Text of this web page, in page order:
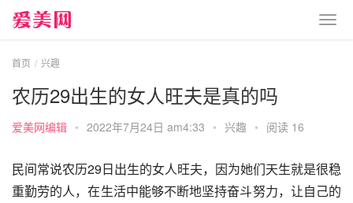
首页 兴趣
农历29出生的女人旺夫是真的吗
爱美网编辑 • 2022年7月24日 am4:33 • 兴趣 • 阅读 16
民间常说农历29日出生的女人旺夫，因为她们天生就是很稳
重勤劳的人，在生活中能够不断地坚持奋斗努力，让自己的